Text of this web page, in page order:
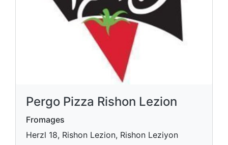
Pergo Pizza Rishon Lezion
Fromages
Herzl 18, Rishon Lezion, Rishon Leziyon